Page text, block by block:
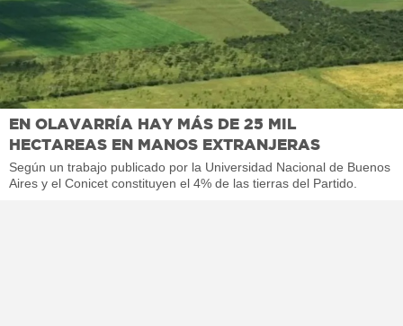
EN OLAVARRÍA HAY MÁS DE 25 MIL
HECTAREAS EN MANOS EXTRANJERAS
Según un trabajo publicado por la Universidad Nacional de Buenos
Aires y el Conicet constituyen el 4% de las tierras del Partido.